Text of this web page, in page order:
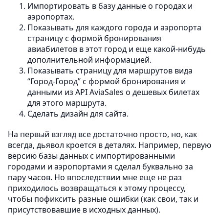
Импортировать в базу данные о городах и
аэропортах.
Показывать для каждого города и аэропорта
страницу с формой бронирования
авиабилетов в этот город и еще какой-нибудь
дополнительной информацией.
Показывать страницу для маршрутов вида
“Город-Город” с формой бронирования и
данными из API AviaSales о дешевых билетах
для этого маршрута.
Сделать дизайн для сайта.
На первый взгляд все достаточно просто, но, как
всегда, дьявол кроется в деталях. Например, первую
версию базы данных с импортированными
городами и аэропортами я сделал буквально за
пару часов. Но впоследствии мне еще не раз
приходилось возвращаться к этому процессу,
чтобы пофиксить разные ошибки (как свои, так и
присутствовавшие в исходных данных).